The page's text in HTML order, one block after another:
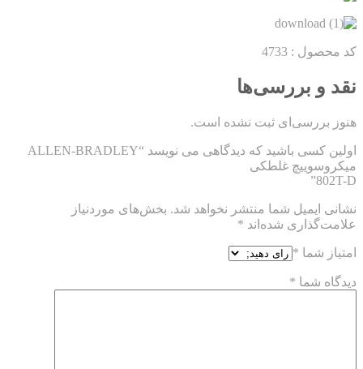
کد محصول : 4733
نقد و بررسی‌ها
هنوز بررسی‌ای ثبت نشده است.
اولین کسی باشید که دیدگاهی می نویسد “ALLEN-BRADLEY
میکروسوییچ غلطکی
802T-D”
نشانی ایمیل شما منتشر نخواهد شد. بخش‌های موردنیاز
علامت‌گذاری شده‌اند *
امتیاز شما *
دیدگاه شما *